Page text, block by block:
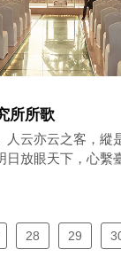
所所歌
云亦云之客，縱
日放眼天下，心繫
28 29